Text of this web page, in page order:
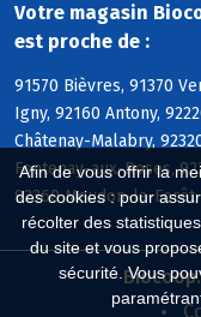
Afin de vous offrir la
des cookies : pour
récolter des
du site et vous
sécurité. Vous
Votre magasin
est proche de :
91570 Bièvres, 91370
Igny, 92160 Antony,
Châtenay-Malabry,
Fontenay-aux-Roses,
92360 Meudon-la-